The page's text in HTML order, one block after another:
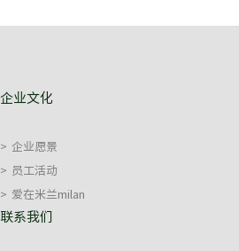
企业文化
> 企业愿景
> 员工活动
> 爱在米兰milan
联系我们